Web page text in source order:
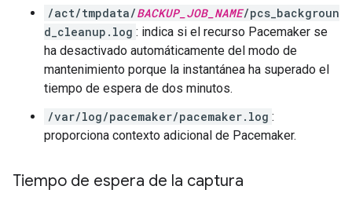
/act/tmpdata/BACKUP_JOB_NAME/pcs_backgroun
d_cleanup.log : indica si el recurso Pacemaker se
ha desactivado automáticamente del modo de
mantenimiento porque la instantánea ha superado el
tiempo de espera de dos minutos.
/var/log/pacemaker/pacemaker.log :
proporciona contexto adicional de Pacemaker.
Tiempo de espera de la captura